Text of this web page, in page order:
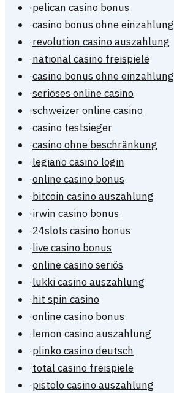
·pelican casino bonus
·casino bonus ohne einzahlung
·revolution casino auszahlung
·national casino freispiele
·casino bonus ohne einzahlung
·seriöses online casino
·schweizer online casino
·casino testsieger
·casino ohne beschränkung
·legiano casino login
·online casino bonus
·bitcoin casino auszahlung
·irwin casino bonus
·24slots casino bonus
·live casino bonus
·online casino seriös
·lukki casino auszahlung
·hit spin casino
·online casino bonus
·lemon casino auszahlung
·plinko casino deutsch
·total casino freispiele
·pistolo casino auszahlung